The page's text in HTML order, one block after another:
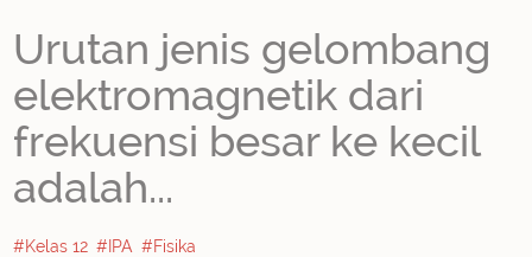
Urutan jenis gelombang
elektromagnetik dari
frekuensi besar ke kecil
adalah...
#Kelas 12 #IPA #Fisika